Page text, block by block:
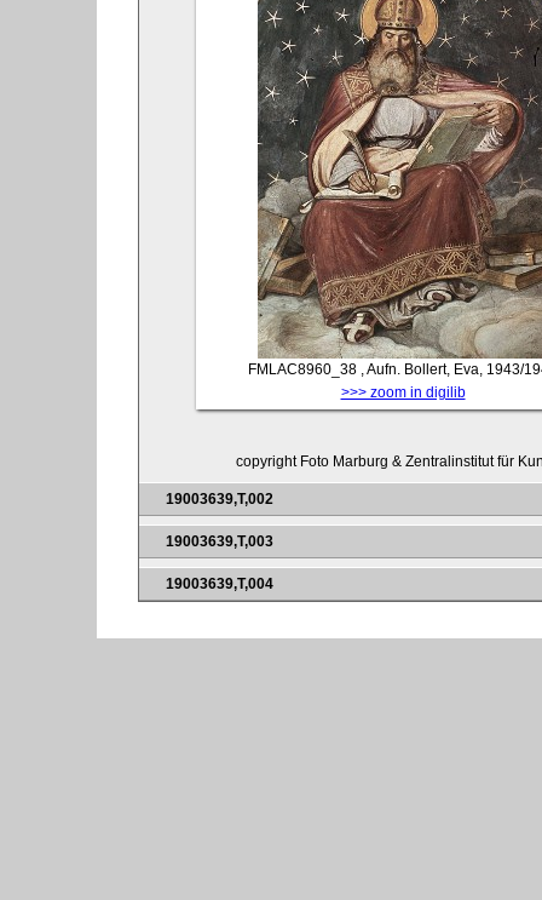
FMLAC8960_38 , Aufn. Bollert, Eva, 1943/
>>> zoom in digilib
copyright Foto Marburg & Zentralinstitut für
19003639,T,002
19003639,T,003
19003639,T,004